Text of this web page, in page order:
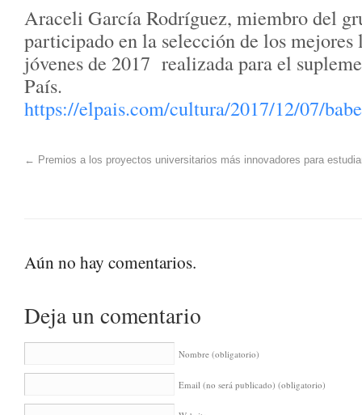
Araceli García Rodríguez, miembro del
participado en la selección de los mejores
jóvenes de 2017 realizada para el
País.
https://elpais.com/cultura/2017/12/07/
← Premios a los proyectos universitarios más innovadores para
Aún no hay comentarios.
Deja un comentario
Nombre (obligatorio)
Email (no será publicado) (obligatorio)